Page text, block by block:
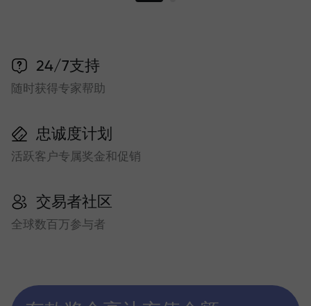
24/7支持
随时获得专家帮助
忠诚度计划
活跃客户专属奖金和促销
交易者社区
全球数百万参与者